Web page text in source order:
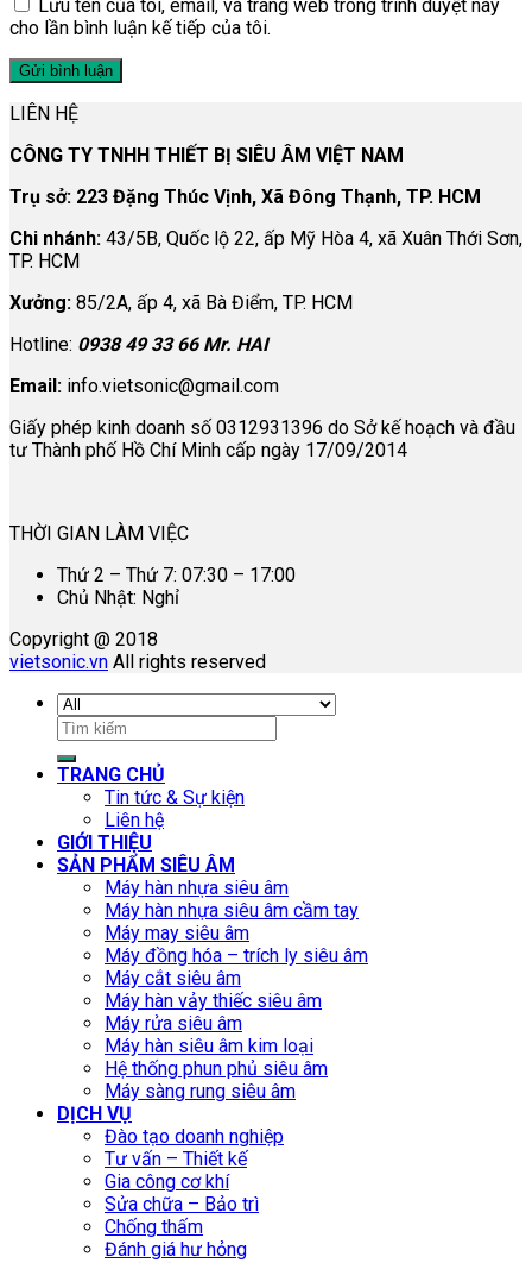
Lưu tên của tôi, email, và trang web trong trình duyệt này
cho lần bình luận kế tiếp của tôi.
LIÊN HỆ
CÔNG TY TNHH THIẾT BỊ SIÊU ÂM VIỆT NAM
Trụ sở: 223 Đặng Thúc Vịnh, Xã Đông Thạnh, TP. HCM
Chi nhánh: 43/5B, Quốc lộ 22, ấp Mỹ Hòa 4, xã Xuân Thới Sơn,
TP. HCM
Xưởng: 85/2A, ấp 4, xã Bà Điểm, TP. HCM
Hotline: 0938 49 33 66 Mr. HAI
Email: info.vietsonic@gmail.com
Giấy phép kinh doanh số 0312931396 do Sở kế hoạch và đầu
tư Thành phố Hồ Chí Minh cấp ngày 17/09/2014
THỜI GIAN LÀM VIỆC
Thứ 2 – Thứ 7: 07:30 – 17:00
Chủ Nhật: Nghỉ
Copyright @ 2018
vietsonic.vn All rights reserved
Tìm
kiếm:
TRANG CHỦ
Tin tức & Sự kiện
Liên hệ
GIỚI THIỆU
SẢN PHẨM SIÊU ÂM
Máy hàn nhựa siêu âm
Máy hàn nhựa siêu âm cầm tay
Máy may siêu âm
Máy đồng hóa – trích ly siêu âm
Máy cắt siêu âm
Máy hàn vảy thiếc siêu âm
Máy rửa siêu âm
Máy hàn siêu âm kim loại
Hệ thống phun phủ siêu âm
Máy sàng rung siêu âm
DỊCH VỤ
Đào tạo doanh nghiệp
Tư vấn – Thiết kế
Gia công cơ khí
Sửa chữa – Bảo trì
Chống thấm
Đánh giá hư hỏng